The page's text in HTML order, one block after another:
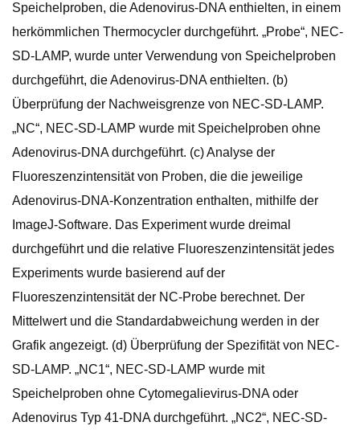
Speichelproben, die Adenovirus-DNA enthielten, in einem
herkömmlichen Thermocycler durchgeführt. „Probe“, NEC-
SD-LAMP, wurde unter Verwendung von Speichelproben
durchgeführt, die Adenovirus-DNA enthielten. (b)
Überprüfung der Nachweisgrenze von NEC-SD-LAMP.
„NC“, NEC-SD-LAMP wurde mit Speichelproben ohne
Adenovirus-DNA durchgeführt. (c) Analyse der
Fluoreszenzintensität von Proben, die die jeweilige
Adenovirus-DNA-Konzentration enthalten, mithilfe der
ImageJ-Software. Das Experiment wurde dreimal
durchgeführt und die relative Fluoreszenzintensität jedes
Experiments wurde basierend auf der
Fluoreszenzintensität der NC-Probe berechnet. Der
Mittelwert und die Standardabweichung werden in der
Grafik angezeigt. (d) Überprüfung der Spezifität von NEC-
SD-LAMP. „NC1“, NEC-SD-LAMP wurde mit
Speichelproben ohne Cytomegalievirus-DNA oder
Adenovirus Typ 41-DNA durchgeführt. „NC2“, NEC-SD-